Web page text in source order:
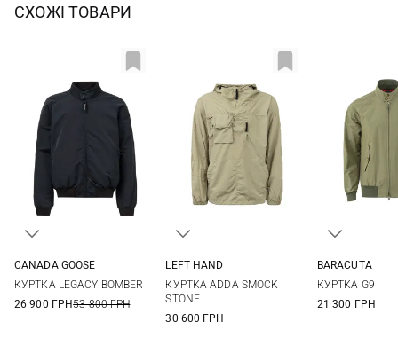
СХОЖІ ТОВАРИ
CANADA GOOSE
КУРТКА LEGACY BOMBER
26 900 ГРН53 800 ГРН
LEFT HAND
КУРТКА ADDA SMOCK
STONE
30 600 ГРН
BARACUTA
КУРТКА G9
21 300 ГРН